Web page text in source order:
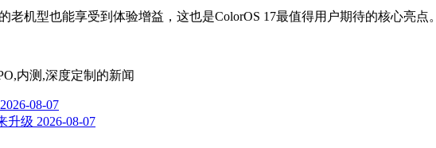
机型也能享受到体验增益，这也是ColorOS 17最值得用户期待的核心亮点。
内测,深度定制 的新闻
2026-08-07
升级 2026-08-07